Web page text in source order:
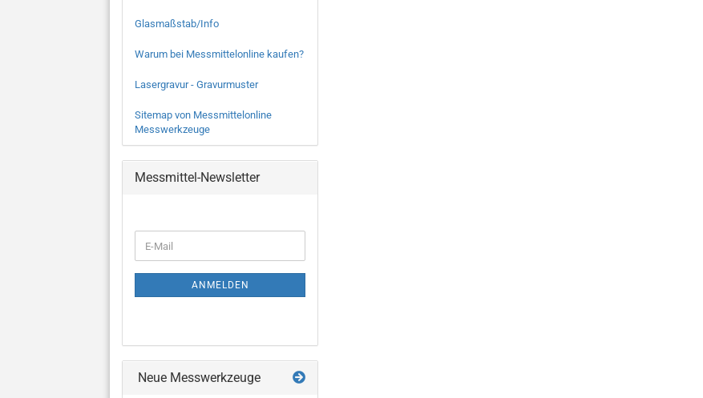
Glasmaßstab/Info
Warum bei Messmittelonline kaufen?
Lasergravur - Gravurmuster
Sitemap von Messmittelonline
Messwerkzeuge
Messmittel-Newsletter
ZUR
ANMELDUNG
E-
Mail
ANMELDEN
Neue Messwerkzeuge